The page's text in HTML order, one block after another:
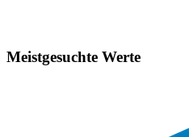
Meistgesuchte Werte